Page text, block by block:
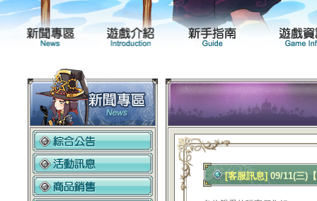
新聞專區 遊戲介紹
[客服訊息] 09/11(三)